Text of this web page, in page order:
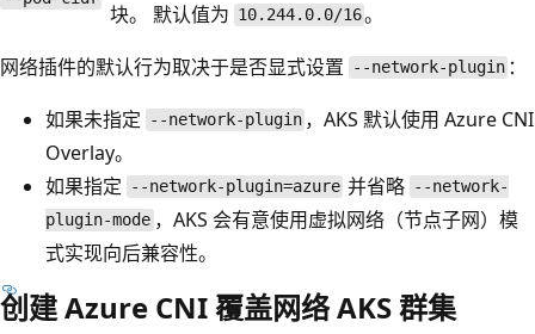
块。 默认值为 10.244.0.0/16。
网络插件的默认行为取决于是否显式设置
--network-plugin ：
如果未指定
--network-plugin ，AKS 默认使用 Azure CNI
Overlay。
如果指定
--network-plugin=azure 并省略 --network-
plugin-mode ，AKS 会有意使用虚拟网络（节点子网）模
式实现向后兼容性。
创建 Azure CNI 覆盖网络 AKS 群集